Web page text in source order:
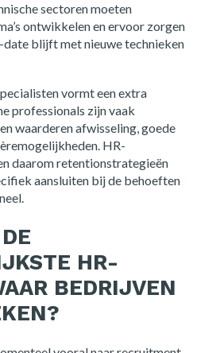
sectoren moeten
ontwikkelen en ervoor zorgen
blijft met nieuwe technieken
vormt een extra
professionals zijn vaak
waarderen afwisseling, goede
HR-
daarom retentionstrategieën
aansluiten bij de behoeften
HR-
BEDRIJVEN